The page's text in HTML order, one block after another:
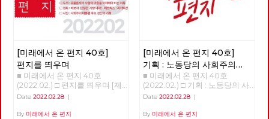
[미래에서 온 편지 40호]
편지를 띄우며
■ 미래에서 온 편지 40호
(2022.02.) □ 편지를 띄우며 [제
목을 누르면 내용을 볼 수 있습
노동당의 사회주의 대통령 후보
Date 2022.02.28 |
By 미래에서 온 편지
[미래에서 온 편지 40호]
기획 : 노동당의 사회주의
대통령 후보 이백윤
■ 미래에서 온 편지 40호
(2022.02.) □ 기획 : 노동당의 사
회주의 대통령 후보 이백윤
Date 2022.02.28|
By 미래에서 온 편지